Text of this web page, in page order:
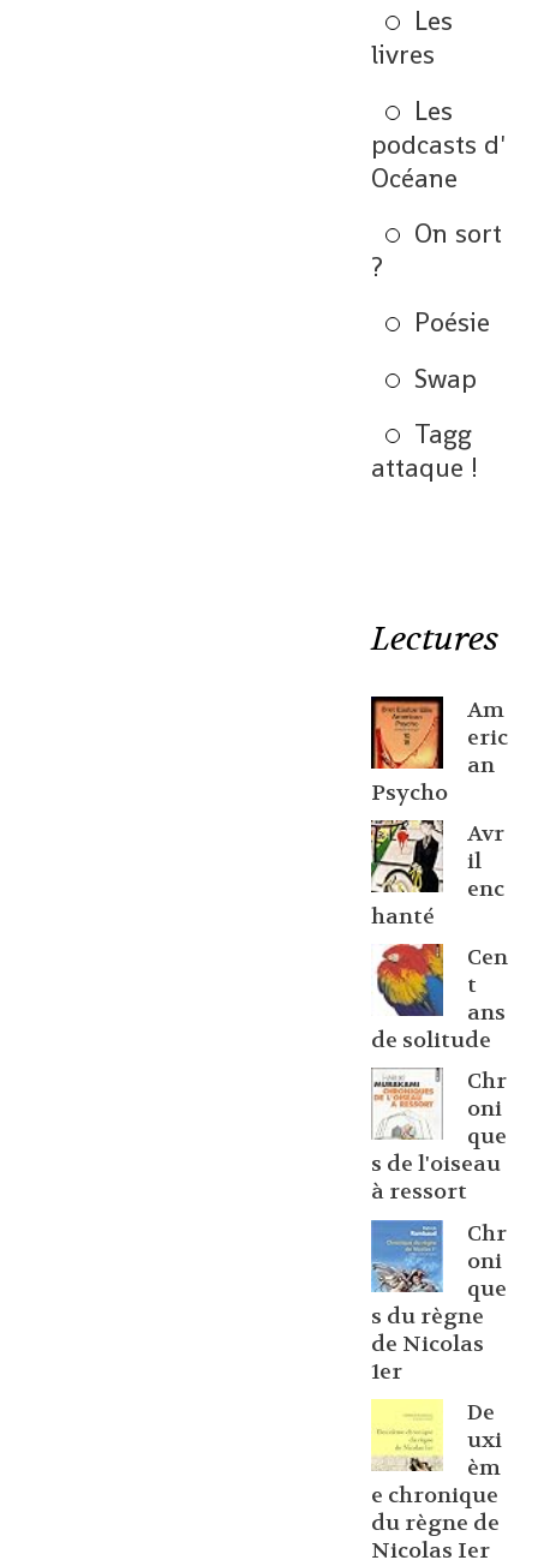
Les
livres
Les
podcasts d'
Océane
On sort
?
Poésie
Swap
Tagg
attaque !
Lectures
Am
eric
an
Psycho
Avr
il
enc
hanté
Cen
t
ans
de solitude
Chr
oni
que
s de l'oiseau
à ressort
Chr
oni
que
s du règne
de Nicolas
1er
De
uxi
èm
e chronique
du règne de
Nicolas Ier